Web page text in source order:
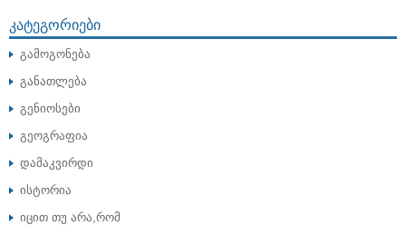
ᲙᲐᲢᲔᲒᲝᲠᲘᲔᲑᲘ
გამოგონება
განათლება
გენიოსები
გეოგრაფია
დამაკვირდი
ისტორია
იცით თუ არა,რომ